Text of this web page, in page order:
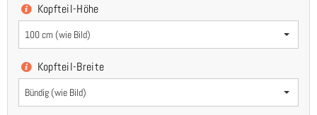
Kopfteil-Höhe
100 cm (wie Bild)
Kopfteil-Breite
Bündig (wie Bild)